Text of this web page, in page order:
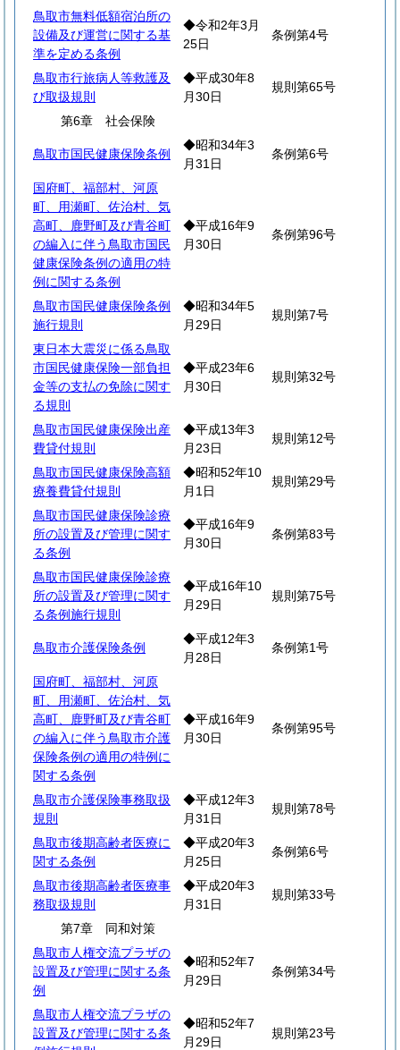
鳥取市無料低額宿泊所の
設備及び運営に関する基
準を定める条例
◆令和2年3月
25日
条例第4号
鳥取市行旅病人等救護及
び取扱規則
◆平成30年8
月30日
規則第65号
第6章 社会保険
鳥取市国民健康保険条例
◆昭和34年3
月31日
条例第6号
国府町、福部村、河原
町、用瀬町、佐治村、気
高町、鹿野町及び青谷町
の編入に伴う鳥取市国民
健康保険条例の適用の特
例に関する条例
◆平成16年9
月30日
条例第96号
鳥取市国民健康保険条例
施行規則
◆昭和34年5
月29日
規則第7号
東日本大震災に係る鳥取
市国民健康保険一部負担
金等の支払の免除に関す
る規則
◆平成23年6
月30日
規則第32号
鳥取市国民健康保険出産
費貸付規則
◆平成13年3
月23日
規則第12号
鳥取市国民健康保険高額
療養費貸付規則
◆昭和52年10
月1日
規則第29号
鳥取市国民健康保険診療
所の設置及び管理に関す
る条例
◆平成16年9
月30日
条例第83号
鳥取市国民健康保険診療
所の設置及び管理に関す
る条例施行規則
◆平成16年10
月29日
規則第75号
鳥取市介護保険条例
◆平成12年3
月28日
条例第1号
国府町、福部村、河原
町、用瀬町、佐治村、気
高町、鹿野町及び青谷町
の編入に伴う鳥取市介護
保険条例の適用の特例に
関する条例
◆平成16年9
月30日
条例第95号
鳥取市介護保険事務取扱
規則
◆平成12年3
月31日
規則第78号
鳥取市後期高齢者医療に
関する条例
◆平成20年3
月25日
条例第6号
鳥取市後期高齢者医療事
務取扱規則
◆平成20年3
月31日
規則第33号
第7章 同和対策
鳥取市人権交流プラザの
設置及び管理に関する条
例
◆昭和52年7
月29日
条例第34号
鳥取市人権交流プラザの
設置及び管理に関する条
◆昭和52年7
月29日
規則第23号